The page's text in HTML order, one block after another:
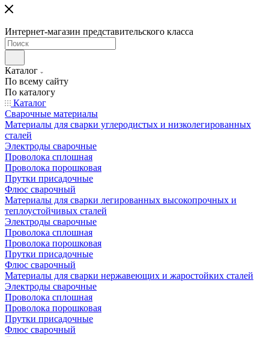
Интернет-магазин представительского класса
Каталог
По всему сайту
По каталогу
Каталог
Сварочные материалы
Материалы для сварки углеродистых и низколегированных
сталей
Электроды сварочные
Проволока сплошная
Проволока порошковая
Прутки присадочные
Флюс сварочный
Материалы для сварки легированных высокопрочных и
теплоустойчивых сталей
Электроды сварочные
Проволока сплошная
Проволока порошковая
Прутки присадочные
Флюс сварочный
Материалы для сварки нержавеющих и жаростойких сталей
Электроды сварочные
Проволока сплошная
Проволока порошковая
Прутки присадочные
Флюс сварочный